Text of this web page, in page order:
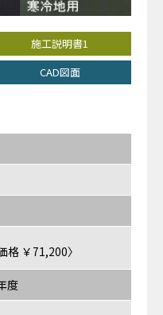
施工説明書1
CAD図面
格 ￥71,200〉
度